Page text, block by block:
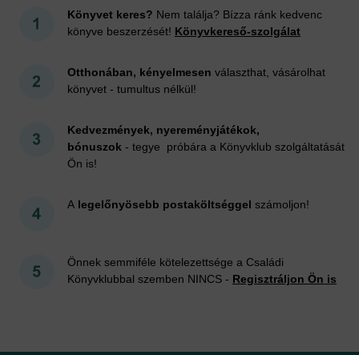
Könyvet keres? Nem találja? Bízza ránk kedvenc
könyve beszerzését! Könyvkereső-szolgálat
Otthonában, kényelmesen választhat, vásárolhat
könyvet - tumultus nélkül!
Kedvezmények, nyereményjátékok,
bónuszok - tegye próbára a Könyvklub szolgáltatását
Ön is!
A legelőnyösebb postaköltséggel számoljon!
Önnek semmiféle kötelezettsége a Családi
Könyvklubbal szemben NINCS - Regisztráljon Ön is